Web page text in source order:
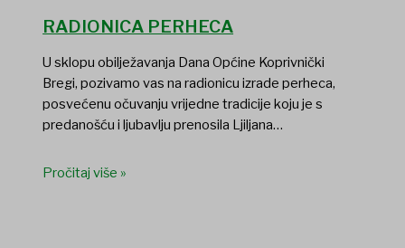
RADIONICA PERHECA
U sklopu obilježavanja Dana Općine Koprivnički
Bregi, pozivamo vas na radionicu izrade perheca,
posvećenu očuvanju vrijedne tradicije koju je s
predanošću i ljubavlju prenosila Ljiljana…
Pročitaj više »